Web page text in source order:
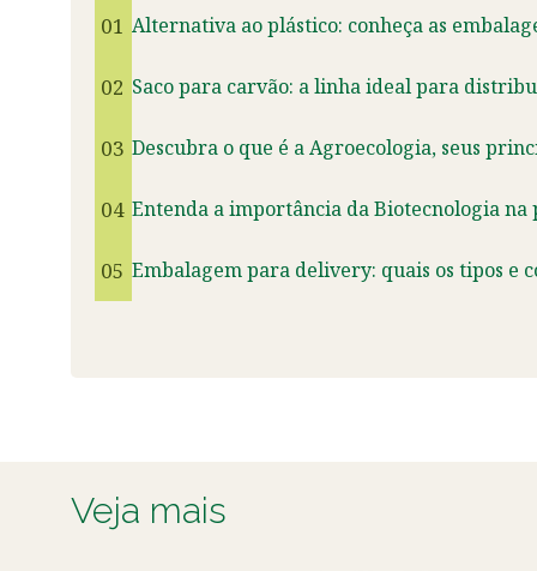
01 Alternativa ao plástico: conheça as
02 Saco para carvão: a linha ideal para
03 Descubra o que é a Agroecologia, seus
04 Entenda a importância da Biotecnologia na
05 Embalagem para delivery: quais os tipos e
Veja mais